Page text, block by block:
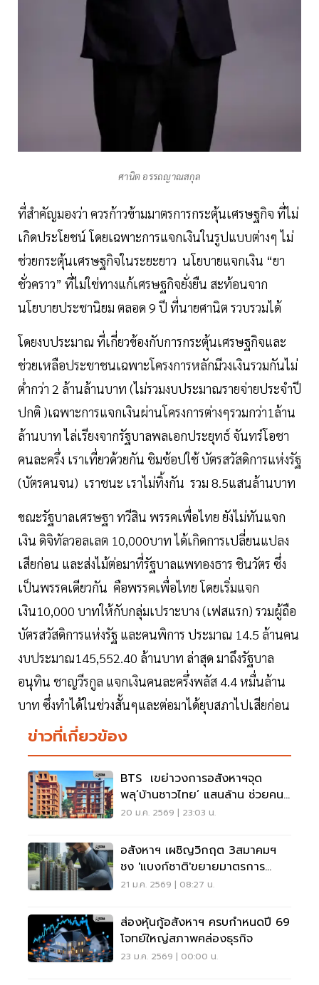
ศานิต อรรถญาณสกุล
ที่สำคัญมองว่า ควรก้าวข้ามมาตรการกระตุ้นเศรษฐกิจ ที่ไม่
เกิดประโยชน์ โดยเฉพาะการแจกเงินในรูปแบบต่างๆ ไม่
ช่วยกระตุ้นเศรษฐกิจในระยะยาว นโยบายแจกเงิน “ยา
ชั่วคราว” ที่ไม่ใช่ทางแก้เศรษฐกิจยั่งยืน สะท้อนจาก
นโยบายประชานิยม ตลอด 9 ปี ที่นายศานิต รวบรวมได้
โดยงบประมาณ ที่เกี่ยวข้องกับการกระตุ้นเศรษฐกิจและ
ช่วยเหลือประชาชนเฉพาะโครงการหลักมีวงเงินรวมกันไม่
ต่ำกว่า 2 ล้านล้านบาท (ไม่รวมงบประมาณรายจ่ายประจำปี
ปกติ )เฉพาะการแจกเงินผ่านโครงการต่างๆรวมกว่า1ล้าน
ล้านบาท ไล่เรียงจากรัฐบาลพลเอกประยุทธ์ จันทร์โอชา
คนละครึ่ง เราเที่ยวด้วยกัน ชิมช้อปใช้ บัตรสวัสดิการแห่งรัฐ
(บัตรคนจน) เราชนะ เราไม่ทิ้งกัน รวม 8.5แสนล้านบาท
ขณะรัฐบาลเศรษฐา ทวีสิน พรรคเพื่อไทย ยังไม่ทันแจก
เงิน ดิจิทัลวอลเลต 10,000บาท ได้เกิดการเปลี่ยนแปลง
เสียก่อน และส่งไม้ต่อมาที่รัฐบาลแพทองธาร ชินวัตร ซึ่ง
เป็นพรรคเดียวกัน คือพรรคเพื่อไทย โดยเริ่มแจก
เงิน10,000 บาทให้กับกลุ่มเปราะบาง (เฟสแรก) รวมผู้ถือ
บัตรสวัสดิการแห่งรัฐ และคนพิการ ประมาณ 14.5 ล้านคน
งบประมาณ145,552.40 ล้านบาท ล่าสุด มาถึงรัฐบาล
อนุทิน ชาญวีรกูล แจกเงินคนละครึ่งพลัส 4.4 หมื่นล้าน
บาท ซึ่งทำได้ในช่วงสั้นๆและต่อมาได้ยุบสภาไปเสียก่อน
ข่าวที่เกี่ยวข้อง
BTS เขย่าวงการอสังหาฯจุด
พลุ‘บ้านชาวไทย’ แสนล้าน ช่วยคน
เข้าถึงที่อยู่อาศัย
20 ม.ค. 2569 | 23:03 น.
อสังหาฯ เผชิญวิกฤต 3สมาคมฯ
ชง 'แบงก์ชาติ'ขยายมาตรการ
LTVออกไปอีก1ปี
21 ม.ค. 2569 | 08:27 น.
ส่องหุ้นกู้อสังหาฯ ครบกำหนดปี 69
โจทย์ใหญ่สภาพคล่องธุรกิจ
23 ม.ค. 2569 | 00:00 น.